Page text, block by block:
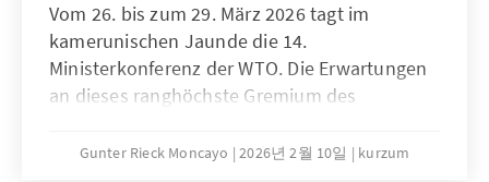
Vom 26. bis zum 29. März 2026 tagt im
kamerunischen Jaunde die 14.
Ministerkonferenz der WTO. Die Erwartungen
an dieses ranghöchste Gremium des
geht ernsthaft davon aus, dass der seit der 4.
Gunter Rieck Moncayo 2026년 2월 10일 kurzum